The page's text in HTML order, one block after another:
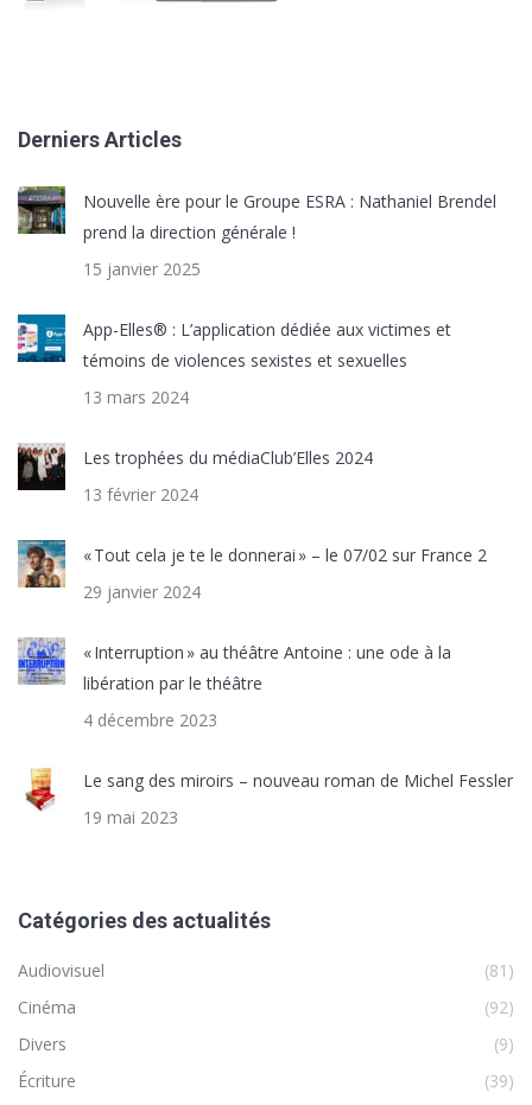
Derniers Articles
Nouvelle ère pour le Groupe ESRA : Nathaniel Brendel
prend la direction générale !
15 janvier 2025
App-Elles® : L’application dédiée aux victimes et
témoins de violences sexistes et sexuelles
13 mars 2024
Les trophées du médiaClub’Elles 2024
13 février 2024
« Tout cela je te le donnerai » – le 07/02 sur France 2
29 janvier 2024
« Interruption » au théâtre Antoine : une ode à la
libération par le théâtre
4 décembre 2023
Le sang des miroirs – nouveau roman de Michel Fessler
19 mai 2023
Catégories des actualités
Audiovisuel
(81)
Cinéma
(92)
Divers
(9)
Écriture
(39)